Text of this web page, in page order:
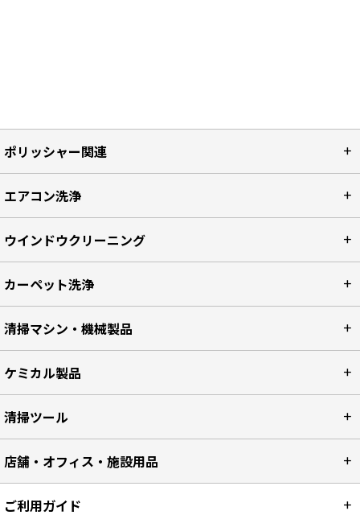
ポリッシャー関連
エアコン洗浄
ウインドウクリーニング
カーペット洗浄
清掃マシン・機械製品
ケミカル製品
清掃ツール
店舗・オフィス・施設用品
ご利用ガイド